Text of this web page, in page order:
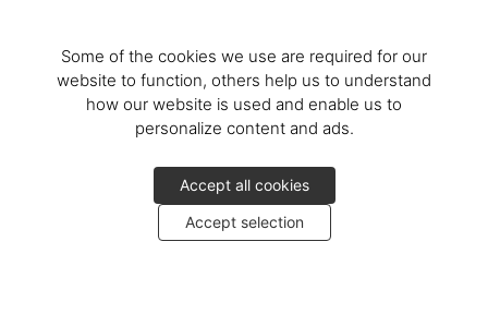
Some of the cookies we use are required for our
website to function, others help us to understand
how our website is used and enable us to
personalize content and ads.
Accept all cookies
Accept selection
Athlete, Actor, American, Activist